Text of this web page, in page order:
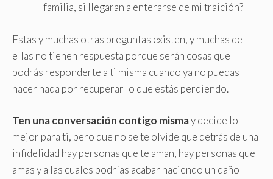
familia, si llegaran a enterarse de mi traición?
Estas y muchas otras preguntas existen, y muchas de
ellas no tienen respuesta porque serán cosas que
podrás responderte a ti misma cuando ya no puedas
hacer nada por recuperar lo que estás perdiendo.
Ten una conversación contigo mismay decide lo
mejor para ti, pero que no se te olvide que detrás de una
infidelidad hay personas que te aman, hay personas que
amas y a las cuales podrías acabar haciendo un daño